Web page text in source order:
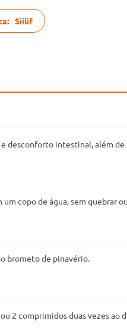
Siilif
desconforto intestinal, além de
copo de água, sem quebrar
brometo de pinavério.
2 comprimidos duas vezes